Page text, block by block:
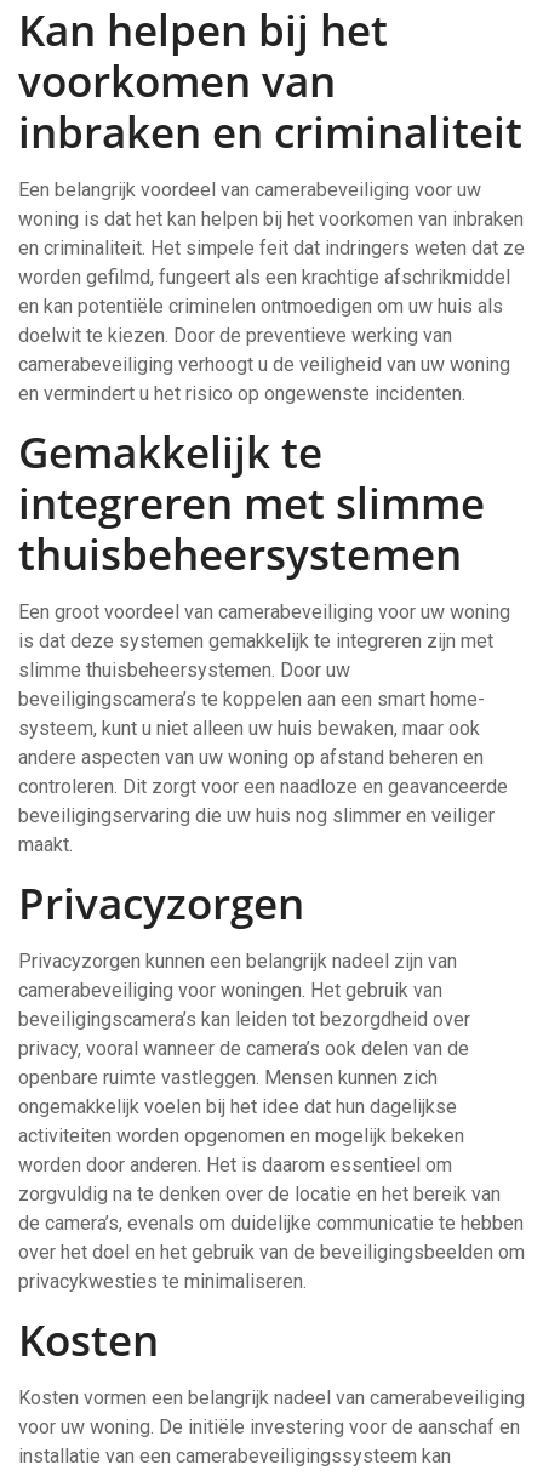
Kan helpen bij het
voorkomen van
inbraken en criminaliteit
Een belangrijk voordeel van camerabeveiliging voor uw
woning is dat het kan helpen bij het voorkomen van inbraken
en criminaliteit. Het simpele feit dat indringers weten dat ze
worden gefilmd, fungeert als een krachtige afschrikmiddel
en kan potentiële criminelen ontmoedigen om uw huis als
doelwit te kiezen. Door de preventieve werking van
camerabeveiliging verhoogt u de veiligheid van uw woning
en vermindert u het risico op ongewenste incidenten.
Gemakkelijk te
integreren met slimme
thuisbeheersystemen
Een groot voordeel van camerabeveiliging voor uw woning
is dat deze systemen gemakkelijk te integreren zijn met
slimme thuisbeheersystemen. Door uw
beveiligingscamera’s te koppelen aan een smart home-
systeem, kunt u niet alleen uw huis bewaken, maar ook
andere aspecten van uw woning op afstand beheren en
controleren. Dit zorgt voor een naadloze en geavanceerde
beveiligingservaring die uw huis nog slimmer en veiliger
maakt.
Privacyzorgen
Privacyzorgen kunnen een belangrijk nadeel zijn van
camerabeveiliging voor woningen. Het gebruik van
beveiligingscamera’s kan leiden tot bezorgdheid over
privacy, vooral wanneer de camera’s ook delen van de
openbare ruimte vastleggen. Mensen kunnen zich
ongemakkelijk voelen bij het idee dat hun dagelijkse
activiteiten worden opgenomen en mogelijk bekeken
worden door anderen. Het is daarom essentieel om
zorgvuldig na te denken over de locatie en het bereik van
de camera’s, evenals om duidelijke communicatie te hebben
over het doel en het gebruik van de beveiligingsbeelden om
privacykwesties te minimaliseren.
Kosten
Kosten vormen een belangrijk nadeel van camerabeveiliging
voor uw woning. De initiële investering voor de aanschaf en
installatie van een camerabeveiligingssysteem kan